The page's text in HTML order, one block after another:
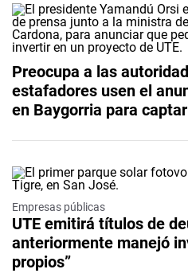
Preocupa a las
estafadores usen el
en Baygorria para
Empresas públicas
UTE emitirá títulos de
anteriormente manejó
propios”